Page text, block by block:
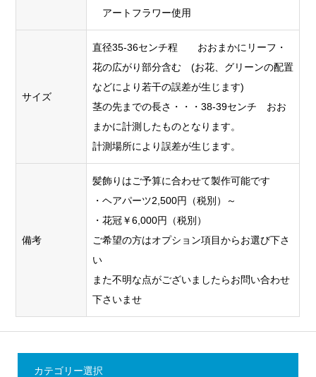
アートフラワー使用
サイズ
直径35-36センチ程 おおまかにリーフ・
花の広がり部分含む (お花、グリーンの配置
などにより若干の誤差が生じます)
茎の先までの長さ・・・38-39センチ おお
まかに計測したものとなります。
計測場所により誤差が生じます。
備考
髪飾りはご予算に合わせて製作可能です
・ヘアパーツ2,500円（税別）～
・花冠￥6,000円（税別）
ご希望の方はオプション項目からお選び下さ
い
また不明な点がございましたらお問い合わせ
下さいませ
カテゴリー選択